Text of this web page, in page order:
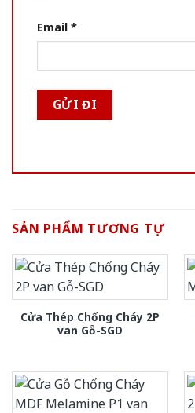
Email *
SẢN PHẨM TƯƠNG TỰ
Cửa Thép Chống Cháy 2P
van Gỗ-SGD